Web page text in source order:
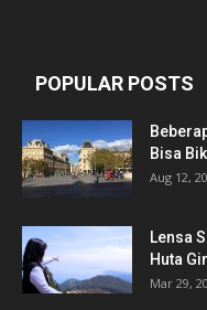
POPULAR POSTS
Bisa
Aug 12,
Lensa
Huta
Mar 29,